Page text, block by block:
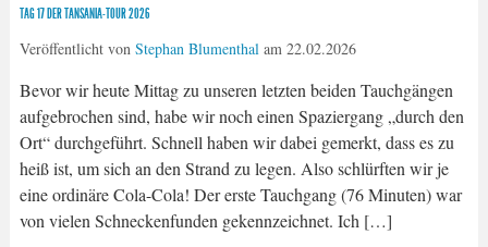
TAG 17 DER TANSANIA-TOUR 2026
Veröffentlicht von Stephan Blumenthalam 22.02.2026
Bevor wir heute Mittag zu unseren letzten beiden Tauchgängen
aufgebrochen sind, habe wir noch einen Spaziergang „durch den
Ort“ durchgeführt. Schnell haben wir dabei gemerkt, dass es zu
heiß ist, um sich an den Strand zu legen. Also schlürften wir je
eine ordinäre Cola-Cola! Der erste Tauchgang (76 Minuten) war
von vielen Schneckenfunden gekennzeichnet. Ich […]